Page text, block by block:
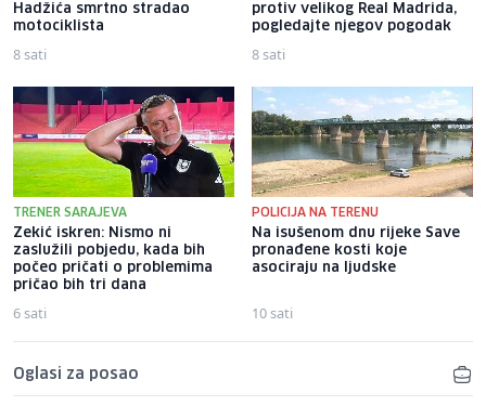
Hadžića smrtno stradao
motociklista
8 sati
protiv velikog Real Madrida,
pogledajte njegov pogodak
8 sati
TRENER SARAJEVA
Zekić iskren: Nismo ni
zaslužili pobjedu, kada bih
počeo pričati o problemima
pričao bih tri dana
6 sati
POLICIJA NA TERENU
Na isušenom dnu rijeke Save
pronađene kosti koje
asociraju na ljudske
10 sati
Oglasi za posao